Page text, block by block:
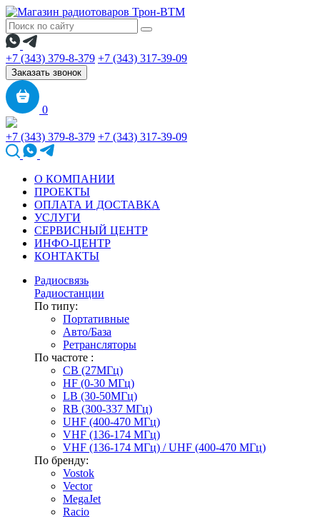
+7 (343) 379-8-379 +7 (343) 317-39-09
Заказать звонок
0
+7 (343) 379-8-379 +7 (343) 317-39-09
О КОМПАНИИ
ПРОЕКТЫ
ОПЛАТА И ДОСТАВКА
УСЛУГИ
СЕРВИСНЫЙ ЦЕНТР
ИНФО-ЦЕНТР
КОНТАКТЫ
Радиосвязь
Радиостанции
По типу:
Портативные
Авто/База
Ретрансляторы
По частоте :
CB (27МГц)
HF (0-30 МГц)
LB (30-50МГц)
RB (300-337 МГц)
UHF (400-470 МГц)
VHF (136-174 МГц)
VHF (136-174 МГц) / UHF (400-470 МГц)
По бренду:
Vostok
Vector
MegaJet
Racio